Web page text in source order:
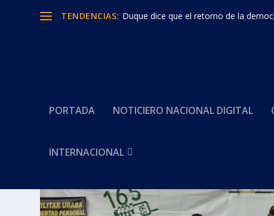
TENDENCIAS: Duque dice que el retorno de la
PORTADA NOTICIERO NACIONAL DIGITAL
INTERNACIONAL
Categoría:Suspenden